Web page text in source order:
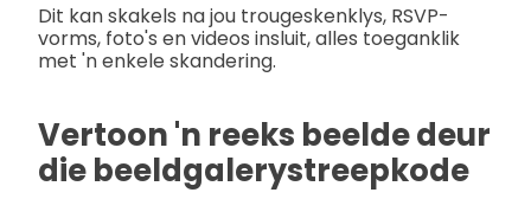
Dit kan skakels na jou trougeskenklys, RSVP-
vorms, foto's en videos insluit, alles toeganklik
met 'n enkele skandering.
Vertoon 'n reeks beelde deur
die beeldgalerystreepkode